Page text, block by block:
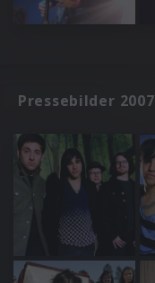
Pressebilder 2007